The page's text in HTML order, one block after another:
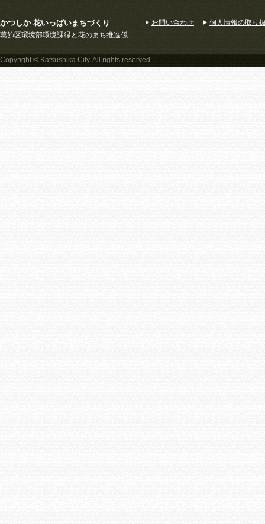
かつしか 花いっぱいまちづくり
葛飾区環境部環境課緑と花のまち推進係
お問い合わせ 個人情報の取り
Copyright © Katsushika City. All rights reserved.